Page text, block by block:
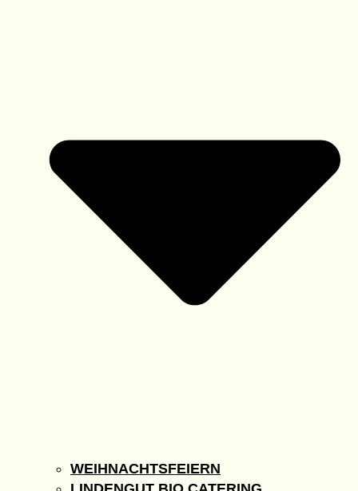
WEIHNACHTSFEIERN